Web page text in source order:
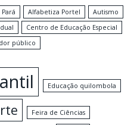
Alfabetiza Portel
Autismo
Centro de Educação Especial
público
Educação quilombola
Feira de Ciências